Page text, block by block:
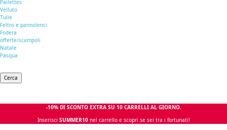
Pailettes
Velluto
Tulle
Feltro e pannolenci
Fodera
offerte/scampoli
Natale
Pasqua
Cerca
-10% DI SCONTO EXTRA SU 10 CARRELLI AL GIORNO.
Inserisci SUMMER10 nel carrello e scopri se sei tra i fortunati!